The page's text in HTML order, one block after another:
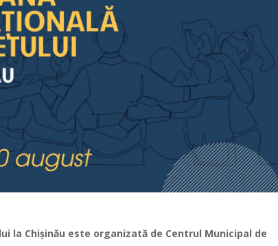
la Chișinău este organizată de Centrul Municipal de